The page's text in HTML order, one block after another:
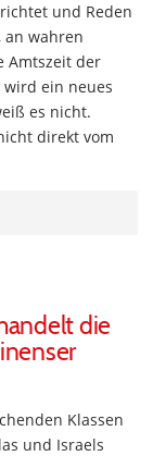
und Reden
an wahren
Amtszeit der
ein neues
es nicht.
direkt vom
die
Klassen
und Israels